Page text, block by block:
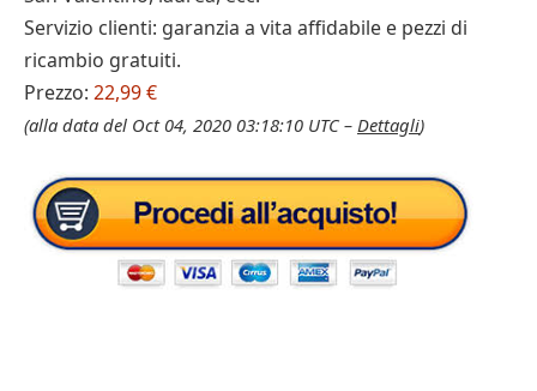
Servizio clienti: garanzia a vita affidabile e pezzi di
ricambio gratuiti.
Prezzo: 22,99 €
(alla data del Oct 04, 2020 03:18:10 UTC – Dettagli)